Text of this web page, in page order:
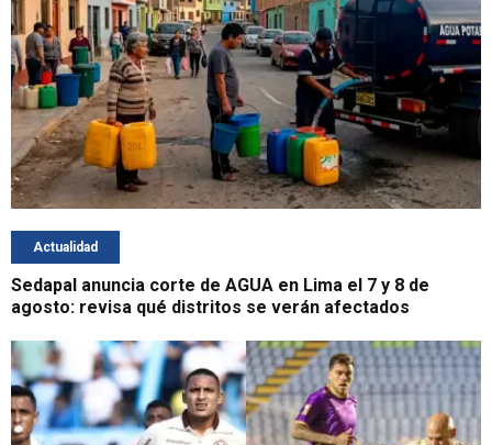
Actualidad
Sedapal anuncia corte de AGUA en Lima el 7 y 8 de
agosto: revisa qué distritos se verán afectados